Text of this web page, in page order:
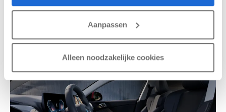
Aanpassen
Alleen noodzakelijke cookies
Elektrisch verwarmde voorstoelen